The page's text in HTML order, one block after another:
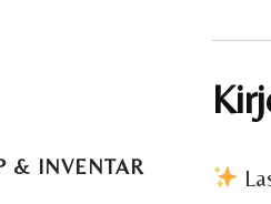
& INVENTAR